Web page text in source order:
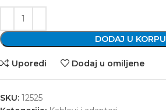
DODAJ U KORPU
Uporedi Dodaj u omiljene
SKU: 12525